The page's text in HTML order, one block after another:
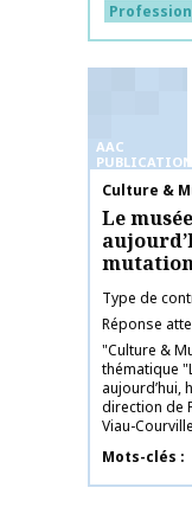
AAC
PUBLICATIONS
Nom de la
Culture &
Le
Type de
Réponse
"Culture &
thématique
aujourd’hui,
direction de
Viau-
Mots-clés